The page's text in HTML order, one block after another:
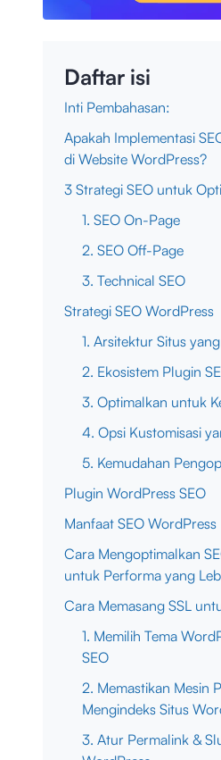
Daftar isi
Inti Pembahasan:
Apakah Implementasi
di Website WordPress?
3 Strategi SEO untuk
1. SEO On-Page
2. SEO Off-Page
3. Technical SEO
Strategi SEO WordPress
1. Arsitektur Situs
2. Ekosistem Plugin
3. Optimalkan untuk
4. Opsi Kustomisasi
5. Kemudahan
Plugin WordPress SEO
Manfaat SEO WordPress
Cara Mengoptimalkan
untuk Performa yang
Cara Memasang SSL
1. Memilih Tema
SEO
2. Memastikan Mesin
Mengindeks Situs
3. Atur Permalink &